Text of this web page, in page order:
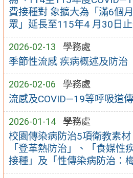
費接種對 象擴大為「滿6個
眾」延長至115年4 月30日止
2026-02-13 學務處
季節性流感 疾病概述及防治
2026-02-06 學務處
流感及COVID—19等呼吸道
2026-01-14 學務處
校園傳染病防治5項衛教素材
「登革熱防治」、「食媒性
接種」及「性傳染病防治：